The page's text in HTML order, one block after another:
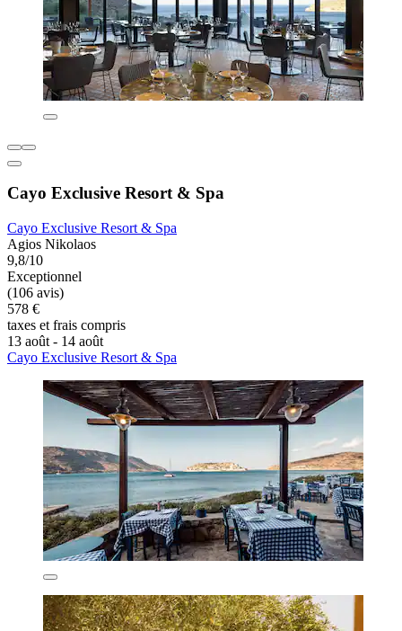
Cayo Exclusive Resort & Spa
Cayo Exclusive Resort & Spa
Agios Nikolaos
9,8/10
Exceptionnel
(106 avis)
578 €
taxes et frais compris
13 août - 14 août
Cayo Exclusive Resort & Spa